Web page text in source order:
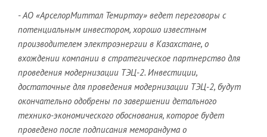
- АО «АрселорМиттал Темиртау» ведет переговоры с
потенциальным инвестором, хорошо известным
производителем электроэнергии в Казахстане, о
вхождении компании в стратегическое партнерство для
проведения модернизации ТЭЦ-2. Инвестиции,
достаточные для проведения модернизации ТЭЦ-2, будут
окончательно одобрены по завершении детального
технико-экономического обоснования, которое будет
проведено после подписания меморандума о